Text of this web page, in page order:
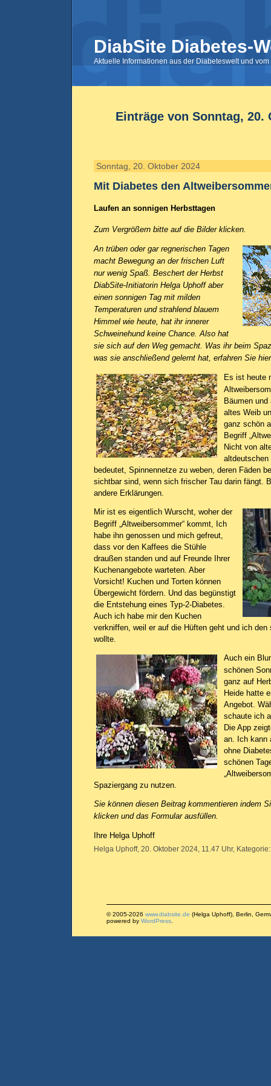
DiabSite Diabetes-
Aktuelle Informationen aus der Diabeteswelt und
Einträge von Sonntag, 20.
Sonntag, 20. Oktober 2024
Mit Diabetes den
Laufen an sonnigen Herbsttagen
Zum Vergrößern bitte auf die Bilder klicken.
An trüben oder gar regnerischen Tagen
macht Bewegung an der frischen Luft
nur wenig Spaß. Beschert der Herbst
DiabSite-Initiatorin Helga Uphoff aber
einen sonnigen Tag mit milden
Temperaturen und strahlend blauem
Himmel wie heute, hat ihr innerer
Schweinehund keine Chance. Also hat
sie sich auf den Weg gemacht. Was ihr beim
was sie anschließend gelernt hat, erfahren Sie
Es ist heute
Bäumen
altes Weib
ganz schön
Begriff
Nicht von
altdeutschen
bedeutet, Spinnennetze zu weben, deren Fäden
sichtbar sind, wenn sich frischer Tau darin fängt.
andere Erklärungen.
Mir ist es eigentlich Wurscht, woher der
Begriff „Altweibersommer“ kommt, Ich
habe ihn genossen und mich gefreut,
dass vor den Kaffees die Stühle
draußen standen und auf Freunde Ihrer
Kuchenangebote warteten. Aber
Vorsicht! Kuchen und Torten können
Übergewicht fördern. Und das begünstigt
die Entstehung eines Typ-2-Diabetes.
Auch ich habe mir den Kuchen
verkniffen, weil er auf die Hüften geht und ich den
wollte.
Auch ein
schönen
ganz auf
Heide hatte
Angebot.
schaute ich
Die App
an. Ich kann
ohne
schönen
Spaziergang zu nutzen.
Sie können diesen Beitrag kommentieren indem
klicken und das Formular ausfüllen.
Ihre Helga Uphoff
Helga Uphoff, 20. Oktober 2024, 11.47 Uhr,
© 2005-2026 www.diabsite.de (Helga Uphoff), Berlin,
powered by WordPress.